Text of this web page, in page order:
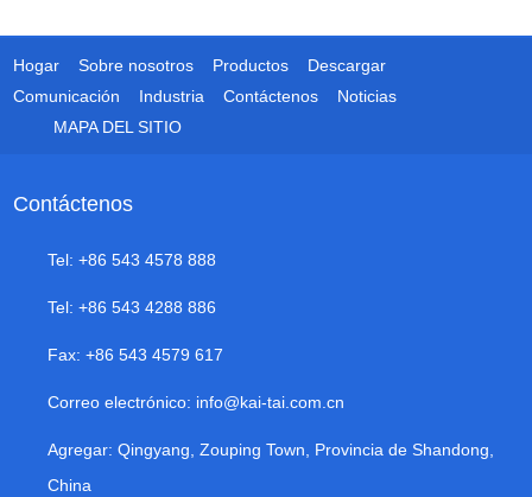
Hogar Sobre nosotros Productos
Descargar
Comunicación
Industria Contáctenos
Noticias
MAPA DEL SITIO
Contáctenos
Tel: +86 543 4578 888
Tel: +86 543 4288 886
Fax: +86 543 4579 617
Correo electrónico: info@kai-tai.com.cn
Agregar: Qingyang, Zouping Town, Provincia de Shandong,
China